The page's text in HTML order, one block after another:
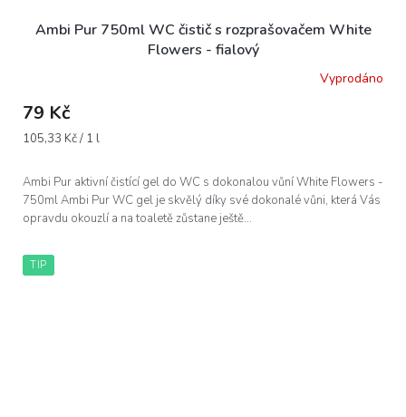
Ambi Pur 750ml WC čistič s rozprašovačem White
Flowers - fialový
Vyprodáno
79 Kč
Měrná
105,33 Kč / 1 l
Ambi Pur aktivní čistící gel do WC s dokonalou vůní White Flowers -
750ml Ambi Pur WC gel je skvělý díky své dokonalé vůni, která Vás
opravdu okouzlí a na toaletě zůstane ještě...
TIP